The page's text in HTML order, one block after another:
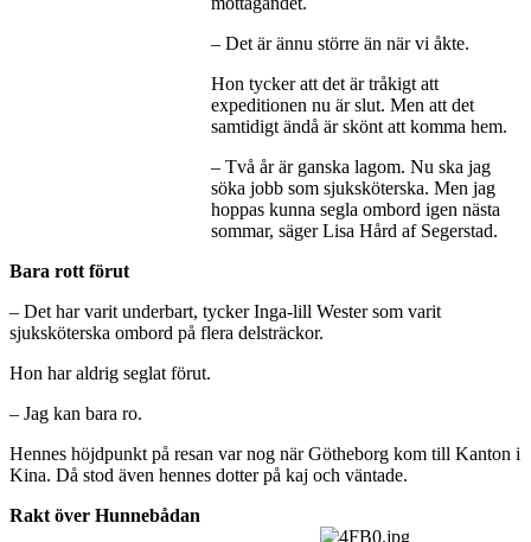
– Det är ännu större än när vi åkte.
Hon tycker att det är tråkigt att
expeditionen nu är slut. Men att det
samtidigt ändå är skönt att komma hem.
– Två år är ganska lagom. Nu ska jag
söka jobb som sjuksköterska. Men jag
hoppas kunna segla ombord igen nästa
sommar, säger Lisa Hård af Segerstad.
Bara rott förut
– Det har varit underbart, tycker Inga-lill Wester som varit
sjuksköterska ombord på flera delsträckor.
Hon har aldrig seglat förut.
– Jag kan bara ro.
Hennes höjdpunkt på resan var nog när Götheborg kom till Kanton i
Kina. Då stod även hennes dotter på kaj och väntade.
Rakt över Hunnebådan